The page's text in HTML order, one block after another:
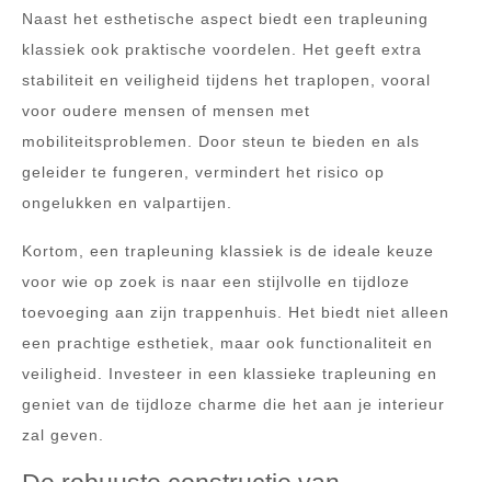
Naast het esthetische aspect biedt een trapleuning
klassiek ook praktische voordelen. Het geeft extra
stabiliteit en veiligheid tijdens het traplopen, vooral
voor oudere mensen of mensen met
mobiliteitsproblemen. Door steun te bieden en als
geleider te fungeren, vermindert het risico op
ongelukken en valpartijen.
Kortom, een trapleuning klassiek is de ideale keuze
voor wie op zoek is naar een stijlvolle en tijdloze
toevoeging aan zijn trappenhuis. Het biedt niet alleen
een prachtige esthetiek, maar ook functionaliteit en
veiligheid. Investeer in een klassieke trapleuning en
geniet van de tijdloze charme die het aan je interieur
zal geven.